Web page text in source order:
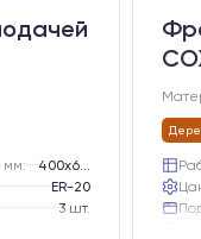
мм:
ER-20
3 шт.